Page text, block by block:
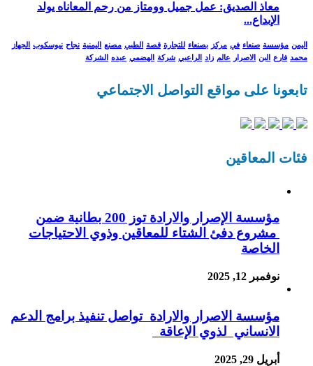
معاذ الصديق: عمل جميل وومتاز من رحم المعاناه يولد
الإبداع...
اليمن مؤسسة صنعاء في مركز بصنعاء للتجارة قصة الطبي مصنع اليمنية نجاح نيوسكوب
الجهاز
محمد فارع البن الاصرار عالم زاد الراعبي شركة الهضمي عبده الشركة
تابعونا على مواقع التواصل الاجتماعي
فئات المعاقين
مؤسسة الإصرار والارادة توز 200 بطانية ضمن
مشروع دفئ الشتاء للمعاقين وذوي الاحتياجات
الخاصة
نوفمبر 12, 2025
مؤسسة الاصرار والارادة تواصل تنفيذ برامج الدعم
الانساني لذوي الإعاقة
أبريل 29, 2025